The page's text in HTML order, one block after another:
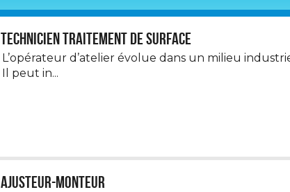
Technicien traitement de surface
L’opérateur d’atelier évolue dans un milieu
Il peut in...
Ajusteur-monteur